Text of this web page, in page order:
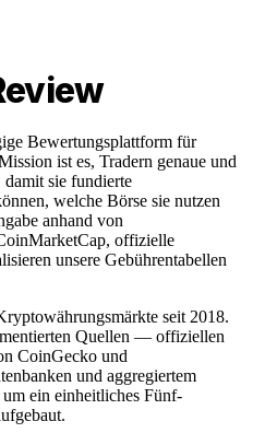
Bewertungsplattform für
ist es, Tradern genaue und
sie fundierte
welche Börse sie nutzen
anhand von
offizielle
unsere Gebührentabellen
seit 2018.
Quellen — offiziellen
CoinGecko und
und aggregiertem
ein einheitliches Fünf-